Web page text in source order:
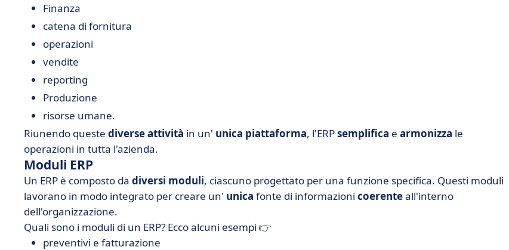
Finanza
catena di fornitura
operazioni
vendite
reporting
Produzione
risorse umane.
Riunendo queste diverse attività in un' unica piattaforma, l'ERPsemplifica e armonizza le
operazioni in tutta l'azienda.
Moduli ERP
Un ERP è composto da diversi moduli, ciascuno progettato per una funzione specifica. Questi moduli
lavorano in modo integrato per creare un' unica fonte di informazioni coerenteall'interno
dell'organizzazione.
Quali sono i moduli di un ERP? Ecco alcuni esempi 👉
preventivi e fatturazione